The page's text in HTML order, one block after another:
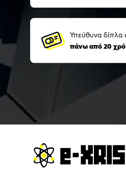
Υπεύθυνα δίπλα
πάνω από 20